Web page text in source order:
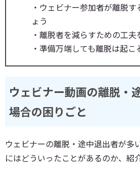
・ウェビナー参加者が離脱
ょう
・離脱者を減らすための工夫
・準備万端しても離脱は起こ
ウェビナー動画の離脱・
場合の困りごと
ウェビナーの離脱・途中退出者が多
にはどういったことがあるのか、紹